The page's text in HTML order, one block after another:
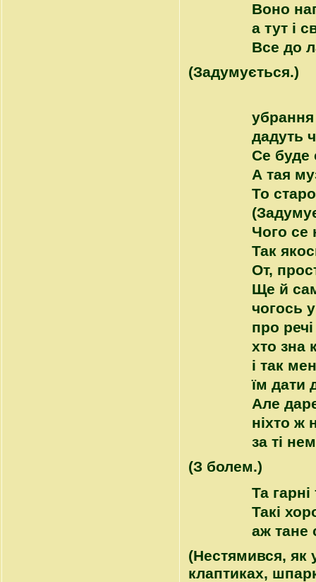
Воно
а тут і
Все до
(Задумується.)
дадуть
Се буде
А тая
То
Чого се
Так
От,
Ще й
чогось
про речі
хто зна
і так
їм дати
Але
ніхто ж
за ті
(З болем.)
Та гарні
Такі
аж тане
(Нестямився, як
клаптиках,